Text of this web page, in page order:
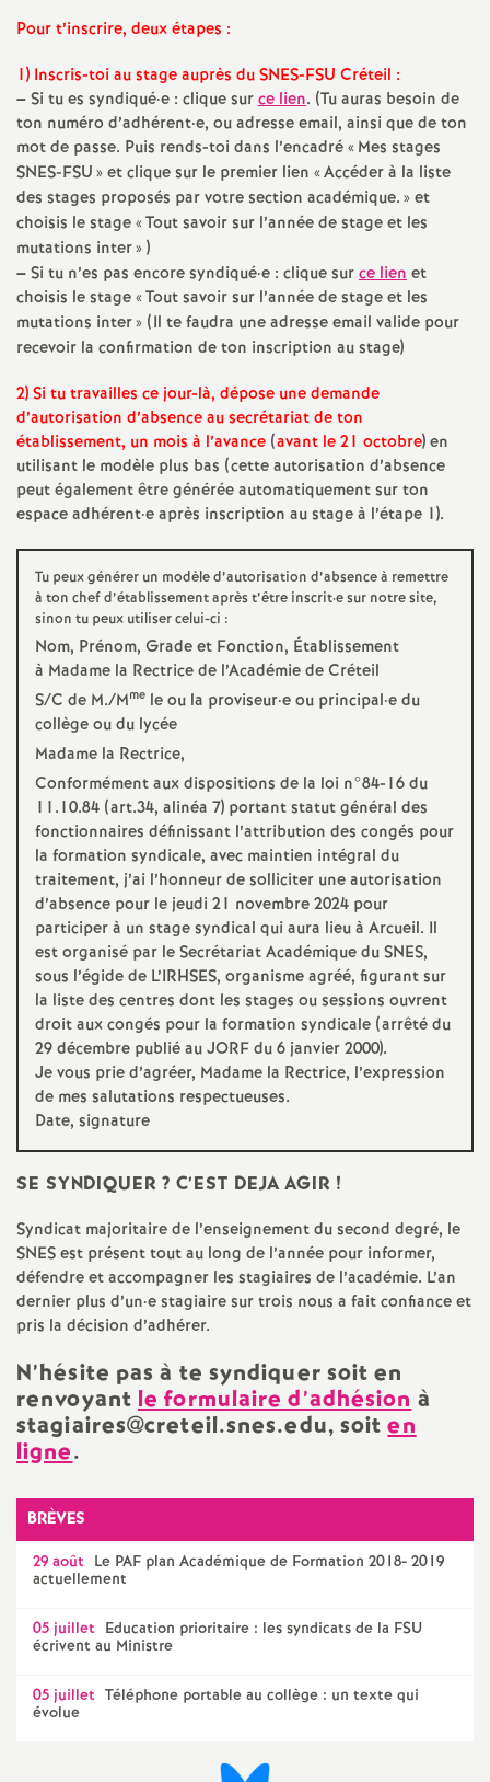
d
d
e
g
r
é
O
r
l
é
a
n
T
o
u
r
s
Pour t’inscrire, deux étapes :
1) Inscris-toi au stage auprès duSNES-FSU Créteil :
–Si tu es syndiqué·e : clique surce lien. (Tu auras besoin de
ton numéro d’adhérent·e, ou adresse email, ainsi que de ton
mot de passe. Puis rends-toi dans l’encadré «Mes stages
SNES-FSU» et clique sur le premier lien «Accéder à la liste
des stages proposés par votre section académique.» et
choisis le stage «Tout savoir sur l’année de stage et les
mutations inter» )
–Si tu n’es pas encore syndiqué·e : clique surce lienet
choisis le stage «Tout savoir sur l’année de stage et les
mutations inter» (Il te faudra une adresse email valide pour
recevoir la confirmation de ton inscription au stage)
2) Si tu travailles ce jour-là, dépose une demande
d’autorisation d’absence au secrétariat de ton
établissement, un mois à l’avance (avant le 21 octobre) en
utilisant le modèle plus bas (cette autorisation d’absence
peut également être générée automatiquement sur ton
espace adhérent·e après inscription au stage à l’étape 1).
Tu peux générer un modèle d’autorisation d’absence à remettre
à ton chef d’établissement après t’être inscrit·e sur notre site,
sinon tu peux utiliser celui-ci :
Nom, Prénom, Grade et Fonction, Établissement
à Madame la Rectrice de l’Académie de Créteil
S/C de M./Mme le ou la proviseur·e ou principal·e du
collège ou du lycée
Madame la Rectrice,
Conformément aux dispositions de la loi n°84-16 du
11.10.84 (art.34, alinéa 7) portant statut général des
fonctionnaires définissant l’attribution des congés pour
la formation syndicale, avec maintien intégral du
traitement, j’ai l’honneur de solliciter une autorisation
d’absence pour le jeudi 21 novembre 2024 pour
participer à un stage syndical qui aura lieu à Arcueil. Il
est organisé par le Secrétariat Académique duSNES,
sous l’égide de L’IRHSES, organisme agréé, figurant sur
la liste des centres dont les stages ou sessions ouvrent
droit aux congés pour la formation syndicale (arrêté du
29 décembre publié auJORFdu 6 janvier 2000).
Je vous prie d’agréer, Madame la Rectrice, l’expression
de mes salutations respectueuses.
Date, signature
SE SYNDIQUER ? C’EST DEJA AGIR !
Syndicat majoritaire de l’enseignement du second degré, le
SNESest présent tout au long de l’année pour informer,
défendre et accompagner les stagiaires de l’académie. L’an
dernier plus d’un·e stagiaire sur trois nous a fait confiance et
pris la décision d’adhérer.
N’hésite pas à te syndiquer soit en
renvoyant le formulaire d’adhésionà
stagiaires@creteil.snes.edu, soiten
ligne.
BRÈVES
29 août Le PAF plan Académique de Formation 2018- 2019
actuellement
05 juillet Education prioritaire : les syndicats de la FSU
écrivent au Ministre
05 juillet Téléphone portable au collège : un texte qui
évolue